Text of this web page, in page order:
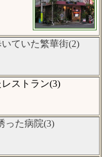
ていた繁華街(2)
ストラン(3)
った病院(3)